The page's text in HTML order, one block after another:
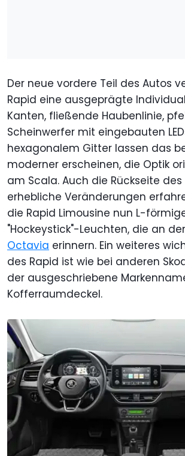
Der neue vordere Teil des Autos
Rapid eine ausgeprägte
Kanten, fließende Haubenlinie,
Scheinwerfer mit eingebauten
hexagonalem Gitter lassen das
moderner erscheinen, die Optik
am Scala. Auch die Rückseite
erhebliche Veränderungen
die Rapid Limousine nun L-
"Hockeystick"-Leuchten, die an
Octavia erinnern. Ein weiteres
des Rapid ist wie bei anderen
der ausgeschriebene
Kofferraumdeckel.